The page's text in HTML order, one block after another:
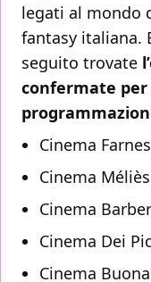
legati al mondo
fantasy italiana.
seguito trovate
confermate
Cinema
Cinema
Cinema
Cinema Dei
Cinema